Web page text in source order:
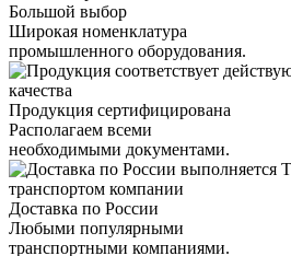
Большой выбор
Широкая номенклатура
промышленного оборудования.
Продукция сертифицирована
Располагаем всеми
необходимыми документами.
Доставка по России
Любыми популярными
транспортными компаниями.